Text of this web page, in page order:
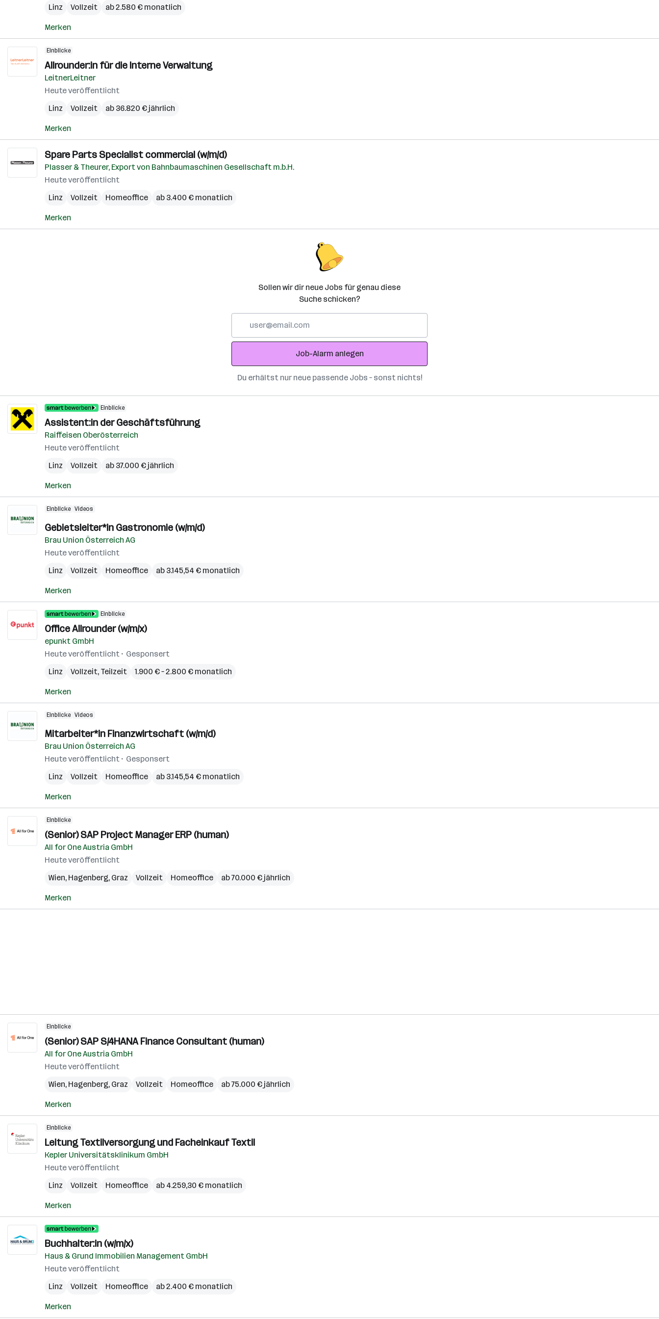
Linz
Vollzeit ab 2.580 € monatlich
Merken
Einblicke
Allrounder:in für die Interne Verwaltung
LeitnerLeitner
Heute veröffentlicht
Linz
Vollzeit ab 36.820 € jährlich
Merken
Spare Parts Specialist commercial (w/m/d)
Plasser & Theurer, Export von Bahnbaumaschinen Gesellschaft m.b.H.
Heute veröffentlicht
Linz
Vollzeit Homeoffice ab 3.400 € monatlich
Merken
Sollen wir dir neue Jobs für genau diese
Suche schicken?
Adresse
Job-Alarm anlegen
Du erhältst nur neue passende Jobs – sonst nichts!
Einblicke
Assistent:in der Geschäftsführung
Raiffeisen Oberösterreich
Heute veröffentlicht
Linz
Vollzeit ab 37.000 € jährlich
Merken
Einblicke Videos
Gebietsleiter*in Gastronomie (w/m/d)
Brau Union Österreich AG
Heute veröffentlicht
Linz
Vollzeit Homeoffice ab 3.145,54 € monatlich
Merken
Einblicke
Office Allrounder (w/m/x)
epunkt GmbH
Heute veröffentlicht
Gesponsert
Linz
Vollzeit, Teilzeit 1.900 € – 2.800 € monatlich
Merken
Einblicke Videos
Mitarbeiter*in Finanzwirtschaft (w/m/d)
Brau Union Österreich AG
Heute veröffentlicht
Gesponsert
Linz
Vollzeit Homeoffice ab 3.145,54 € monatlich
Merken
Einblicke
(Senior) SAP Project Manager ERP (human)
All for One Austria GmbH
Heute veröffentlicht
Wien, Hagenberg, Graz Vollzeit Homeoffice ab 70.000 € jährlich
Merken
Einblicke
(Senior) SAP S/4HANA Finance Consultant (human)
All for One Austria GmbH
Heute veröffentlicht
Wien, Hagenberg, Graz Vollzeit Homeoffice ab 75.000 € jährlich
Merken
Einblicke
Leitung Textilversorgung und Facheinkauf Textil
Kepler Universitätsklinikum GmbH
Heute veröffentlicht
Linz
Vollzeit Homeoffice ab 4.259,30 € monatlich
Merken
Buchhalter:in (w/m/x)
Haus & Grund Immobilien Management GmbH
Heute veröffentlicht
Linz
Vollzeit Homeoffice ab 2.400 € monatlich
Merken